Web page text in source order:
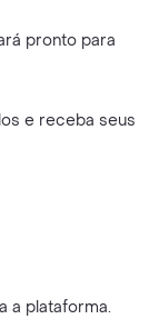
pronto para
e receba seus
a plataforma.